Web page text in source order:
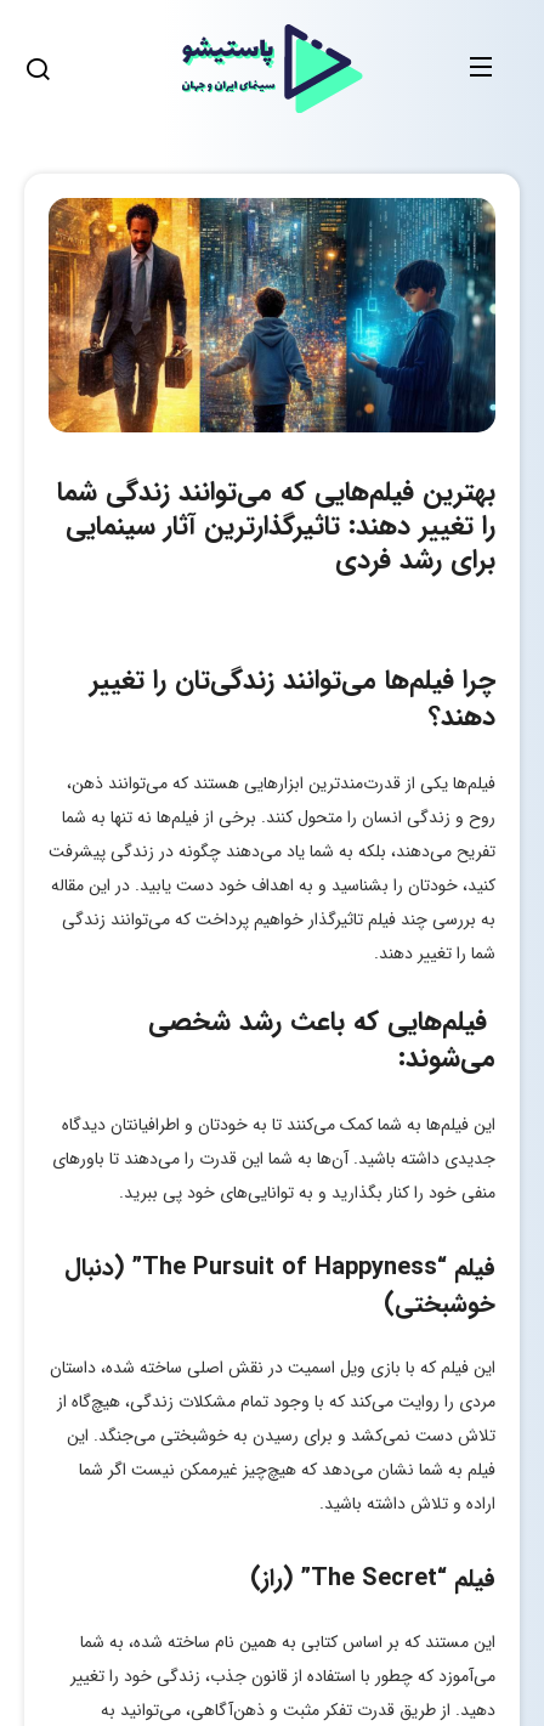
بهترین فیلم‌هایی که می‌توانند زندگی شما
را تغییر دهند: تاثیرگذارترین آثار سینمایی
برای رشد فردی
چرا فیلم‌ها می‌توانند زندگی‌تان را تغییر
دهند؟
فیلم‌ها یکی از قدرت‌مندترین ابزارهایی هستند که می‌توانند ذهن،
روح و زندگی انسان را متحول کنند. برخی از فیلم‌ها نه تنها به شما
تفریح می‌دهند، بلکه به شما یاد می‌دهند چگونه در زندگی پیشرفت
کنید، خودتان را بشناسید و به اهداف خود دست یابید. در این مقاله
به بررسی چند فیلم تاثیرگذار خواهیم پرداخت که می‌توانند زندگی
شما را تغییر دهند.
فیلم‌هایی که باعث رشد شخصی
می‌شوند:
این فیلم‌ها به شما کمک می‌کنند تا به خودتان و اطرافیانتان دیدگاه
جدیدی داشته باشید. آن‌ها به شما این قدرت را می‌دهند تا باورهای
منفی خود را کنار بگذارید و به توانایی‌های خود پی ببرید.
فیلم “The Pursuit of Happyness” (دنبال
خوشبختی)
این فیلم که با بازی ویل اسمیت در نقش اصلی ساخته شده، داستان
مردی را روایت می‌کند که با وجود تمام مشکلات زندگی، هیچ‌گاه از
تلاش دست نمی‌کشد و برای رسیدن به خوشبختی می‌جنگد. این
فیلم به شما نشان می‌دهد که هیچ‌چیز غیرممکن نیست اگر شما
اراده و تلاش داشته باشید.
فیلم “The Secret” (راز)
این مستند که بر اساس کتابی به همین نام ساخته شده، به شما
می‌آموزد که چطور با استفاده از قانون جذب، زندگی خود را تغییر
دهید. از طریق قدرت تفکر مثبت و ذهن‌آگاهی، می‌توانید به